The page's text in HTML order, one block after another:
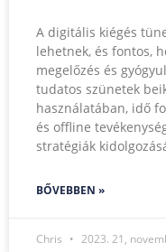
A digitális kiégés
lehetnek, és fontos,
megelőzés és
tudatos szünetek
használatában, idő
és offline
stratégiák
BŐVEBBEN »
Chris 2023. 21,